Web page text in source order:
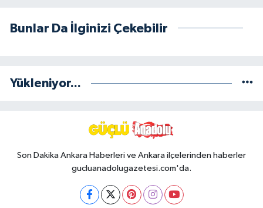
Bunlar Da İlginizi Çekebilir
Yükleniyor...
Son Dakika Ankara Haberleri ve Ankara ilçelerinden haberler
gucluanadolugazetesi.com'da.